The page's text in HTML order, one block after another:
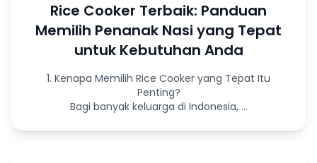
Rice Cooker Terbaik: Panduan
Memilih Penanak Nasi yang Tepat
untuk Kebutuhan Anda
1. Kenapa Memilih Rice Cooker yang Tepat Itu
Penting?
Bagi banyak keluarga di Indonesia, ...